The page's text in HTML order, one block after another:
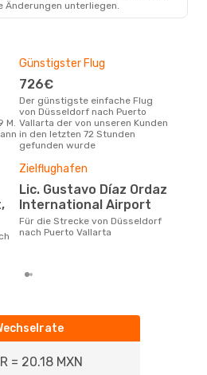
Änderungen unterliegen.
M.
Günstigster Flug
726€
Der günstigste einfache Flug
von Düsseldorf nach Puerto
Vallarta der von unseren Kunden
in den letzten 72 Stunden
gefunden wurde
Zielflughafen
Lic. Gustavo Díaz Ordaz
International Airport
Für die Strecke von Düsseldorf
nach Puerto Vallarta
= 20.18 MXN